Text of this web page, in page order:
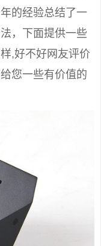
的经验总结了一
，下面提供一些
,好不好网友评价
您一些有价值的